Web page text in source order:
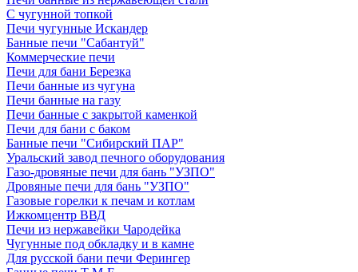
С чугунной топкой
Печи чугунные Искандер
Банные печи "Сабантуй"
Коммерческие печи
Печи для бани Березка
Печи банные из чугуна
Печи банные на газу
Печи банные с закрытой каменкой
Печи для бани с баком
Банные печи "Сибирский ПАР"
Уральский завод печного оборудования
Газо-дровяные печи для бань "УЗПО"
Дровяные печи для бань "УЗПО"
Газовые горелки к печам и котлам
Ижкомцентр ВВД
Печи из нержавейки Чародейка
Чугунные под обкладку и в камне
Для русской бани печи Ферингер